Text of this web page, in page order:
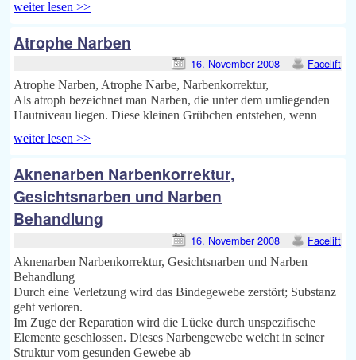
weiter lesen >>
Atrophe Narben
16. November 2008 Facelift
Atrophe Narben, Atrophe Narbe, Narbenkorrektur,
Als atroph bezeichnet man Narben, die unter dem umliegenden
Hautniveau liegen. Diese kleinen Grübchen entstehen, wenn
weiter lesen >>
Aknenarben Narbenkorrektur,
Gesichtsnarben und Narben
Behandlung
16. November 2008 Facelift
Aknenarben Narbenkorrektur, Gesichtsnarben und Narben
Behandlung
Durch eine Verletzung wird das Bindegewebe zerstört; Substanz
geht verloren.
Im Zuge der Reparation wird die Lücke durch unspezifische
Elemente geschlossen. Dieses Narbengewebe weicht in seiner
Struktur vom gesunden Gewebe ab